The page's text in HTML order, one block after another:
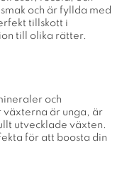
och är fyllda med
tillskott i
till olika rätter.
och
växterna är unga, är
utvecklade växten.
för att boosta din